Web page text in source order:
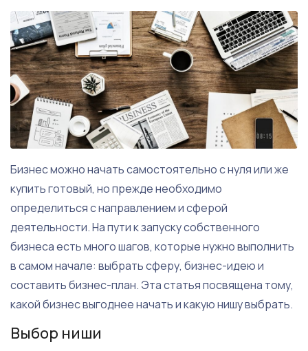
Бизнес можно начать самостоятельно с нуля или же
купить готовый, но прежде необходимо
определиться с направлением и сферой
деятельности. На пути к запуску собственного
бизнеса есть много шагов, которые нужно выполнить
в самом начале: выбрать сферу, бизнес-идею и
составить бизнес-план. Эта статья посвящена тому,
какой бизнес выгоднее начать и какую нишу выбрать.
Выбор ниши